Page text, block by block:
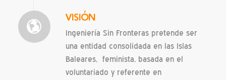
VISIÓN
Ingeniería Sin Fronteras pretende ser
una entidad consolidada en las Islas
Baleares, feminista, basada en el
voluntariado y referente en